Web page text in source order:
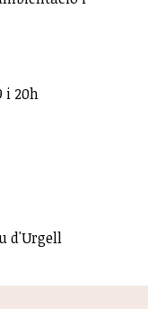
i 20h
d'Urgell